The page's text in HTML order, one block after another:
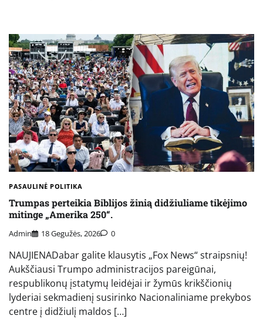
PASAULINĖ POLITIKA
Trumpas perteikia Biblijos žinią didžiuliame tikėjimo
mitinge „Amerika 250“.
Admin 18 Gegužės, 2026 0
NAUJIENADabar galite klausytis „Fox News“ straipsnių!
Aukščiausi Trumpo administracijos pareigūnai,
respublikonų įstatymų leidėjai ir žymūs krikščionių
lyderiai sekmadienį susirinko Nacionaliniame prekybos
centre į didžiulį maldos […]